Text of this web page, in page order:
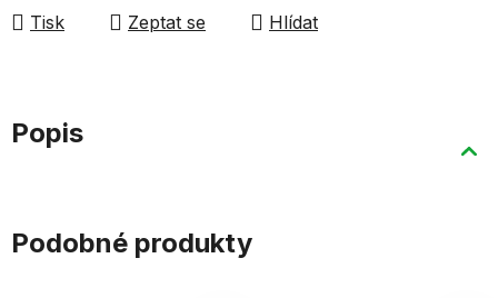
Tisk Zeptat se Hlídat
Popis
Podobné produkty